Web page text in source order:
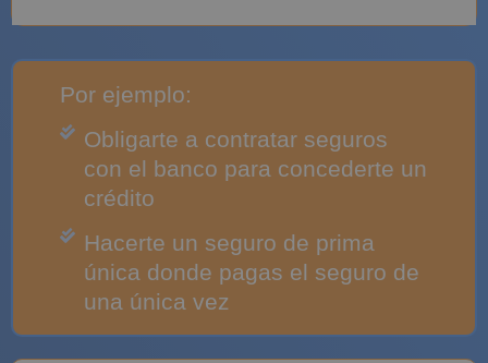
Por ejemplo:
Obligarte a contratar seguros
con el banco para concederte un
crédito
Hacerte un seguro de prima
única donde pagas el seguro de
una única vez